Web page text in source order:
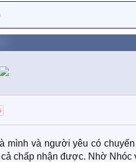
mình và người yêu có
chấp nhận được. Nhờ Nhóc